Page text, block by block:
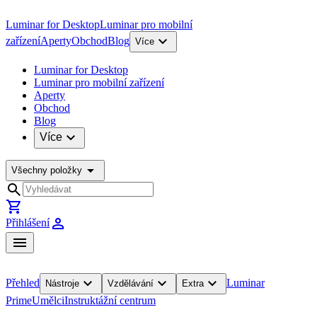
Luminar for DesktopLuminar pro mobilní
zařízeníApertyObchodBlog Více expand_more
Luminar for Desktop
Luminar pro mobilní zařízení
Aperty
Obchod
Blog
Více expand_more
Všechny položky arrow_drop_down
search
shopping_cart
Přihlášeníperson
menu
Přehled Nástroje expand_more Vzdělávání expand_more Extraexpand_more
Luminar
PrimeUmělciInstruktážní centrum